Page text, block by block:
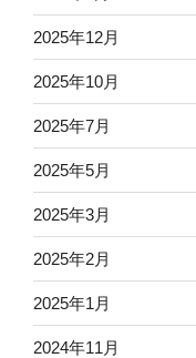
2025年12月
2025年10月
2025年7月
2025年5月
2025年3月
2025年2月
2025年1月
2024年11月